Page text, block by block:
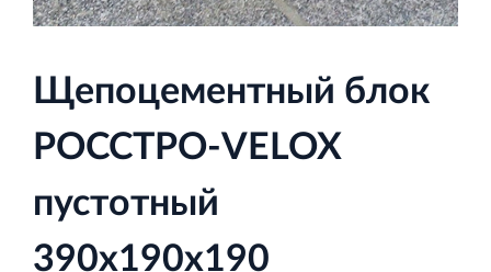
Строительная система ROSSTRO‐VELOX
Несъёмная опалубка из щепоцементных плит
Щепоцементный блок
РОССТРО-VELOX
пустотный
390х190х190